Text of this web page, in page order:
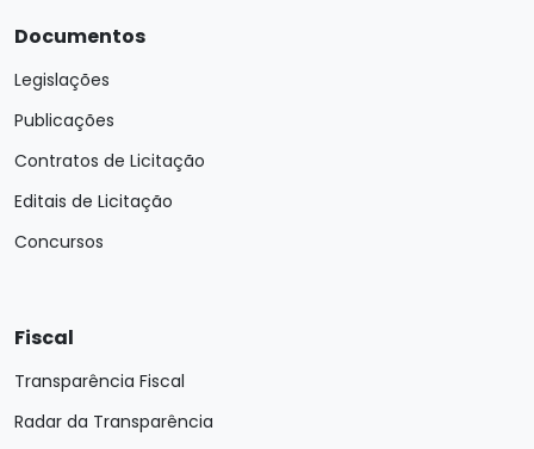
Documentos
Legislações
Publicações
Contratos de Licitação
Editais de Licitação
Concursos
Fiscal
Transparência Fiscal
Radar da Transparência